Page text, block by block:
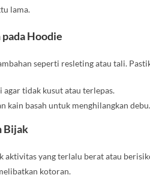
lama.
pada Hoodie
seperti resleting atau tali.
tidak kusut atau terlepas.
kain basah untuk menghilangkan debu.
Bijak
yang terlalu berat atau
kotoran.